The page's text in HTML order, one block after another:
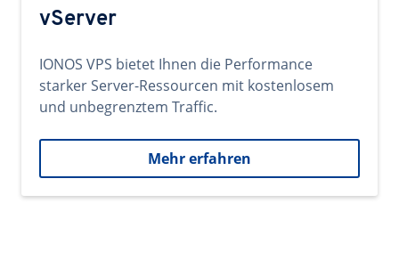
vServer
IONOS VPS bietet Ihnen die Performance
starker Server-Ressourcen mit kostenlosem
und unbegrenztem Traffic.
Mehr erfahren